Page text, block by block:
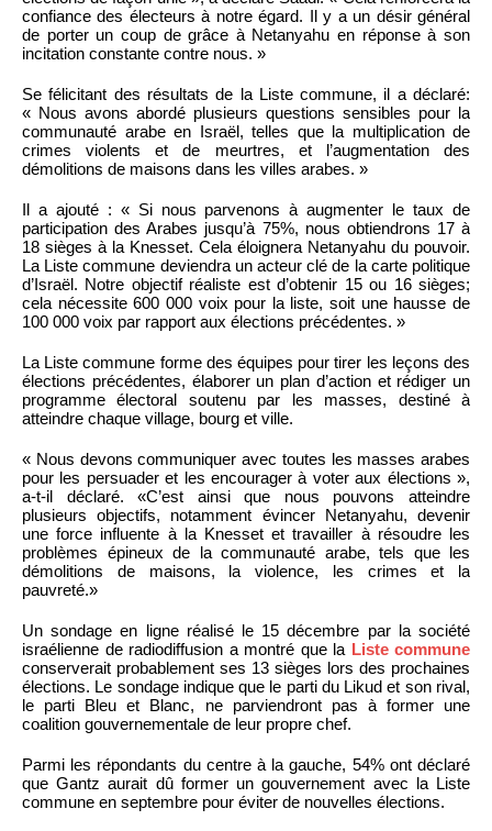
confiance des électeurs à notre égard. Il y a un désir général
de porter un coup de grâce à Netanyahu en réponse à son
incitation constante contre nous. »
Se félicitant des résultats de la Liste commune, il a déclaré:
« Nous avons abordé plusieurs questions sensibles pour la
communauté arabe en Israël, telles que la multiplication de
crimes violents et de meurtres, et l’augmentation des
démolitions de maisons dans les villes arabes. »
Il a ajouté : « Si nous parvenons à augmenter le taux de
participation des Arabes jusqu’à 75%, nous obtiendrons 17 à
18 sièges à la Knesset. Cela éloignera Netanyahu du pouvoir.
La Liste commune deviendra un acteur clé de la carte politique
d’Israël. Notre objectif réaliste est d’obtenir 15 ou 16 sièges;
cela nécessite 600 000 voix pour la liste, soit une hausse de
100 000 voix par rapport aux élections précédentes. »
La Liste commune forme des équipes pour tirer les leçons des
élections précédentes, élaborer un plan d’action et rédiger un
programme électoral soutenu par les masses, destiné à
atteindre chaque village, bourg et ville.
« Nous devons communiquer avec toutes les masses arabes
pour les persuader et les encourager à voter aux élections »,
a-t-il déclaré. «C’est ainsi que nous pouvons atteindre
plusieurs objectifs, notamment évincer Netanyahu, devenir
une force influente à la Knesset et travailler à résoudre les
problèmes épineux de la communauté arabe, tels que les
démolitions de maisons, la violence, les crimes et la
pauvreté.»
Un sondage en ligne réalisé le 15 décembre par la société
israélienne de radiodiffusion a montré que la Liste commune
conserverait probablement ses 13 sièges lors des prochaines
élections. Le sondage indique que le parti du Likud et son rival,
le parti Bleu et Blanc, ne parviendront pas à former une
coalition gouvernementale de leur propre chef.
Parmi les répondants du centre à la gauche, 54% ont déclaré
que Gantz aurait dû former un gouvernement avec la Liste
commune en septembre pour éviter de nouvelles élections.